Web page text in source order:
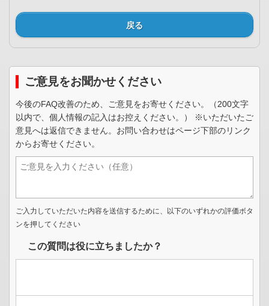
戻る
ご意見をお聞かせください
今後のFAQ改善のため、ご意見をお寄せください。（200文字
以内で、個人情報の記入はお控えください。） ※いただいたご
意見へは返信できません。お問い合わせはページ下部のリンク
からお寄せください。
ご入力していただいた内容を送信するために、以下のいずれかの評価ボタ
ンを押してください
この質問は役に立ちましたか？